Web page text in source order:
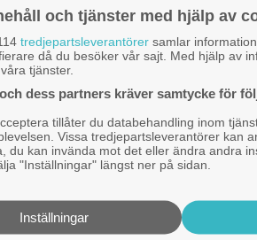
och tjänster med hjälp av
tredjepartsleverantörer samlar
då du besöker vår sajt. Med hjälp av
tjänster.
dess partners kräver samtycke för
tillåter du databehandling inom
Vissa tredjepartsleverantörer kan
du kan invända mot det eller ändra andra
"Inställningar" längst ner på sidan.
Inställningar